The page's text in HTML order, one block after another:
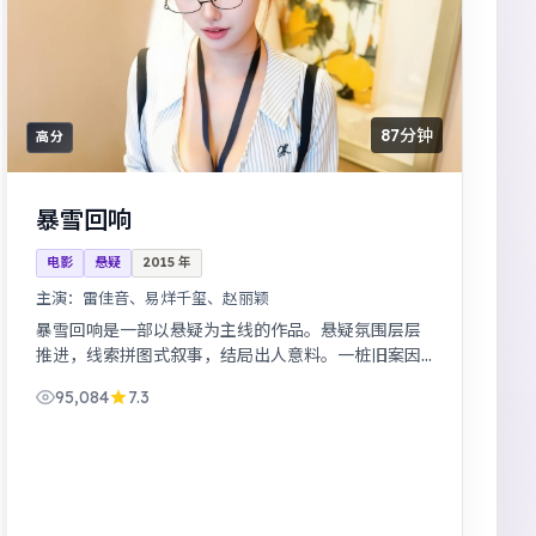
高分 87分钟
暴雪回响
电影 悬疑 2015 年
主演： 雷佳音、易烊千玺、赵丽颖
暴雪回响是一部以悬疑为主线的作品。悬疑氛围层层
推进，线索拼图式叙事，结局出人意料。一桩旧案因
95,084
7.3